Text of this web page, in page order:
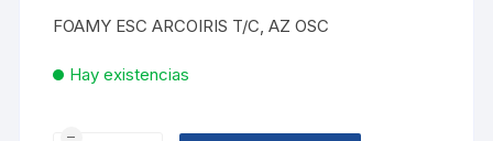
FOAMY ESC ARCOIRIS T/C, AZ OSC
Hay existencias